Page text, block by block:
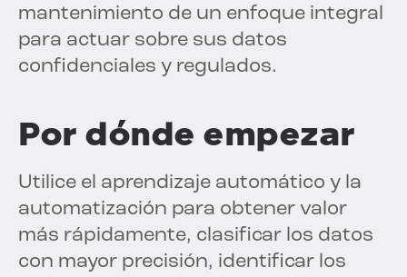
mantenimiento de un enfoque integral
para actuar sobre sus datos
confidenciales y regulados.
Por dónde empezar
Utilice el aprendizaje automático y la
automatización para obtener valor
más rápidamente, clasificar los datos
con mayor precisión, identificar los